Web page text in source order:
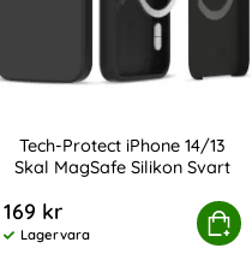
MagShine Violet
Tech-Protect iPhone 14/13
Skal MagSafe Silikon Svart
169 kr
Tillgänglighet:
Lagervara
Köp
Protect iPhone 14/13